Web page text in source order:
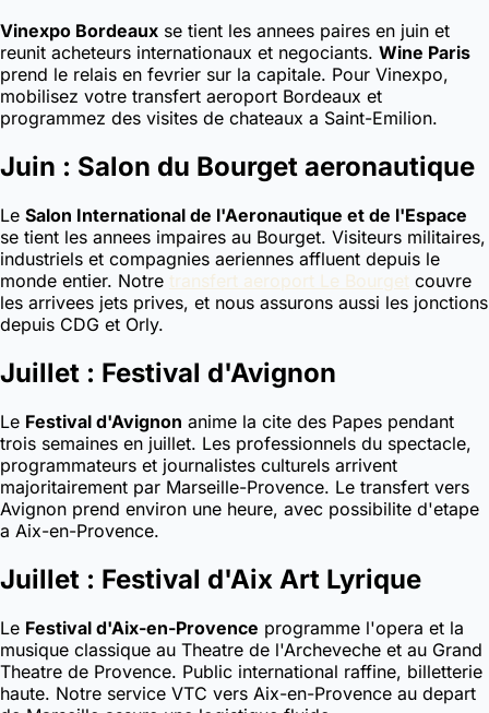
Vinexpo Bordeaux se tient les annees paires en juin et
reunit acheteurs internationaux et negociants. Wine Paris
prend le relais en fevrier sur la capitale. Pour Vinexpo,
mobilisez votre transfert aeroport Bordeaux et
programmez des visites de chateaux a Saint-Emilion.
Juin : Salon du Bourget aeronautique
Le Salon International de l'Aeronautique et de l'Espace
se tient les annees impaires au Bourget. Visiteurs militaires,
industriels et compagnies aeriennes affluent depuis le
monde entier. Notre transfert aeroport Le Bourget couvre
les arrivees jets prives, et nous assurons aussi les jonctions
depuis CDG et Orly.
Juillet : Festival d'Avignon
Le Festival d'Avignon anime la cite des Papes pendant
trois semaines en juillet. Les professionnels du spectacle,
programmateurs et journalistes culturels arrivent
majoritairement par Marseille-Provence. Le transfert vers
Avignon prend environ une heure, avec possibilite d'etape
a Aix-en-Provence.
Juillet : Festival d'Aix Art Lyrique
Le Festival d'Aix-en-Provence programme l'opera et la
musique classique au Theatre de l'Archeveche et au Grand
Theatre de Provence. Public international raffine, billetterie
haute. Notre service VTC vers Aix-en-Provence au depart